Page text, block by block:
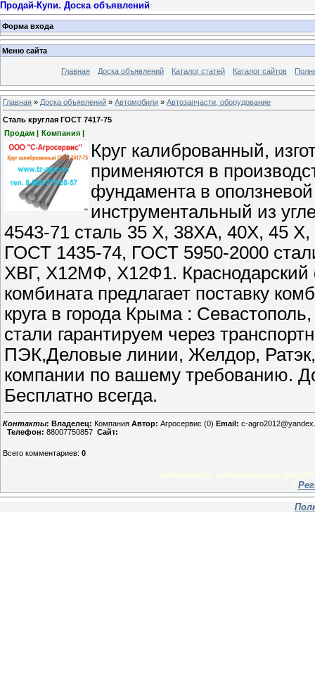
Продай-Купи. Доска объявлений
Форма входа
Меню сайта
Главная Доска объявлений Каталог статей Каталог сайтов
Главная » Доска объявлений » Автомобили » Автозапчасти, оборудование
Сталь круглая ГОСТ 7417-75
Продам | Компания |
Круг калиброванный,
применяются в
фундамента в оползневой
инструментальный из
4543-71 сталь 35 Х, 38ХА, 40Х, 45
ГОСТ 1435-74, ГОСТ 5950-2000
ХВГ, Х12МФ, Х12Ф1. Краснодарский
комбината предлагает поставку
круга в города Крыма :
стали гарантируем через
ПЭК,Деловые линии, Желдор, Ратэк,
компании по вашему требованию.
Бесплатно всегда.
Контакты: Владелец: Компания Автор: Агросервис (0) Email: c-
Телефон: 88007750857 Сайт:
Всего комментариев: 0